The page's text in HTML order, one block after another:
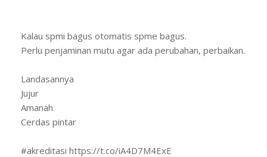
Kalau spmi bagus otomatis spme bagus.
Perlu penjaminan mutu agar ada perubahan, perbaikan.
Landasannya
Jujur
Amanah
Cerdas pintar
#akreditasi https://t.co/iA4D7M4ExE